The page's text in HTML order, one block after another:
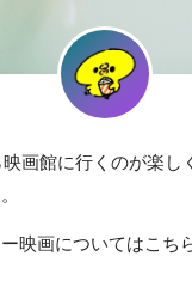
画館に行くのが楽し
映画についてはこち